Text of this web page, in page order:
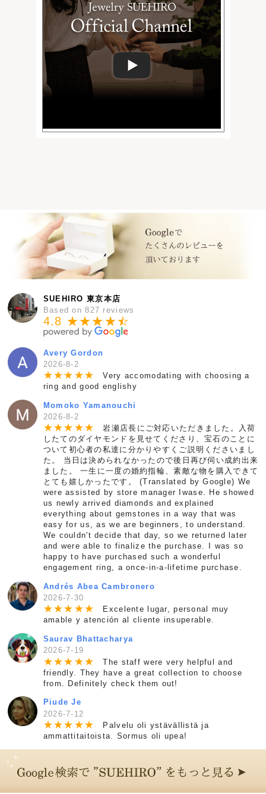
SUEHIRO 東京本店
Based on 827 reviews
4.8 ★★★★★
☆
Avery Gordon
2026-8-2
★★★ ★★
Very accomodating with choosing a
ring and good englishy
Momoko Yamanouchi
2026-8-2
★★★ ★★
岩瀬店長にご対応いただきました。入荷
したてのダイヤモンドを見せてくださり、宝石のことに
ついて初心者の私達に分かりやすくご説明くださいまし
た。 当日は決められなかったので後日再び伺い成約出来
ました。 一生に一度の婚約指輪、素敵な物を購入できて
とても嬉しかったです。 (Translated by Google) We
were assisted by store manager Iwase. He showed
us newly arrived diamonds and explained
everything about gemstones in a way that was
easy for us, as we are beginners, to understand.
We couldn't decide that day, so we returned later
and were able to finalize the purchase. I was so
happy to have purchased such a wonderful
engagement ring, a once-in-a-lifetime purchase.
Andrés Abea Cambronero
2026-7-30
★★★ ★★
Excelente lugar, personal muy
amable y atención al cliente insuperable.
Saurav Bhattacharya
2026-7-19
★★★ ★★
The staff were very helpful and
friendly. They have a great collection to choose
from. Definitely check them out!
Piude Je
2026-7-12
★★★ ★★
Palvelu oli ystävällistä ja
ammattitaitoista. Sormus oli upea!